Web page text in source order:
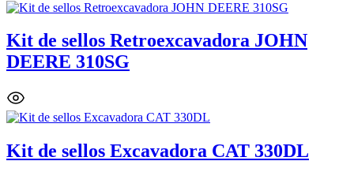
Kit de sellos Retroexcavadora JOHN
DEERE 310SG
Kit de sellos Excavadora CAT 330DL